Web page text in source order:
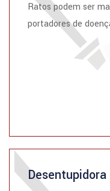
Ratos podem ser
portadores de